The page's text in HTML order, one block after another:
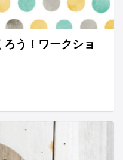
ろう！ワークショ